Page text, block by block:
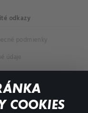
COOKIES
odkazy
podmienky
údaje